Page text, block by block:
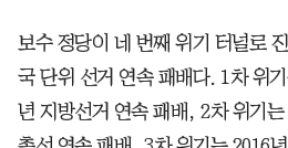
보수 정당이 네 번째 위기 터널로
국 단위 선거 연속 패배다. 1차 위
년 지방선거 연속 패배, 2차 위기